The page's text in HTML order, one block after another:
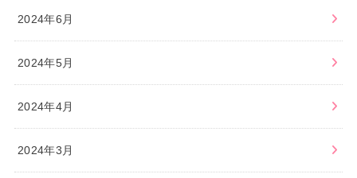
2024年6月
2024年5月
2024年4月
2024年3月